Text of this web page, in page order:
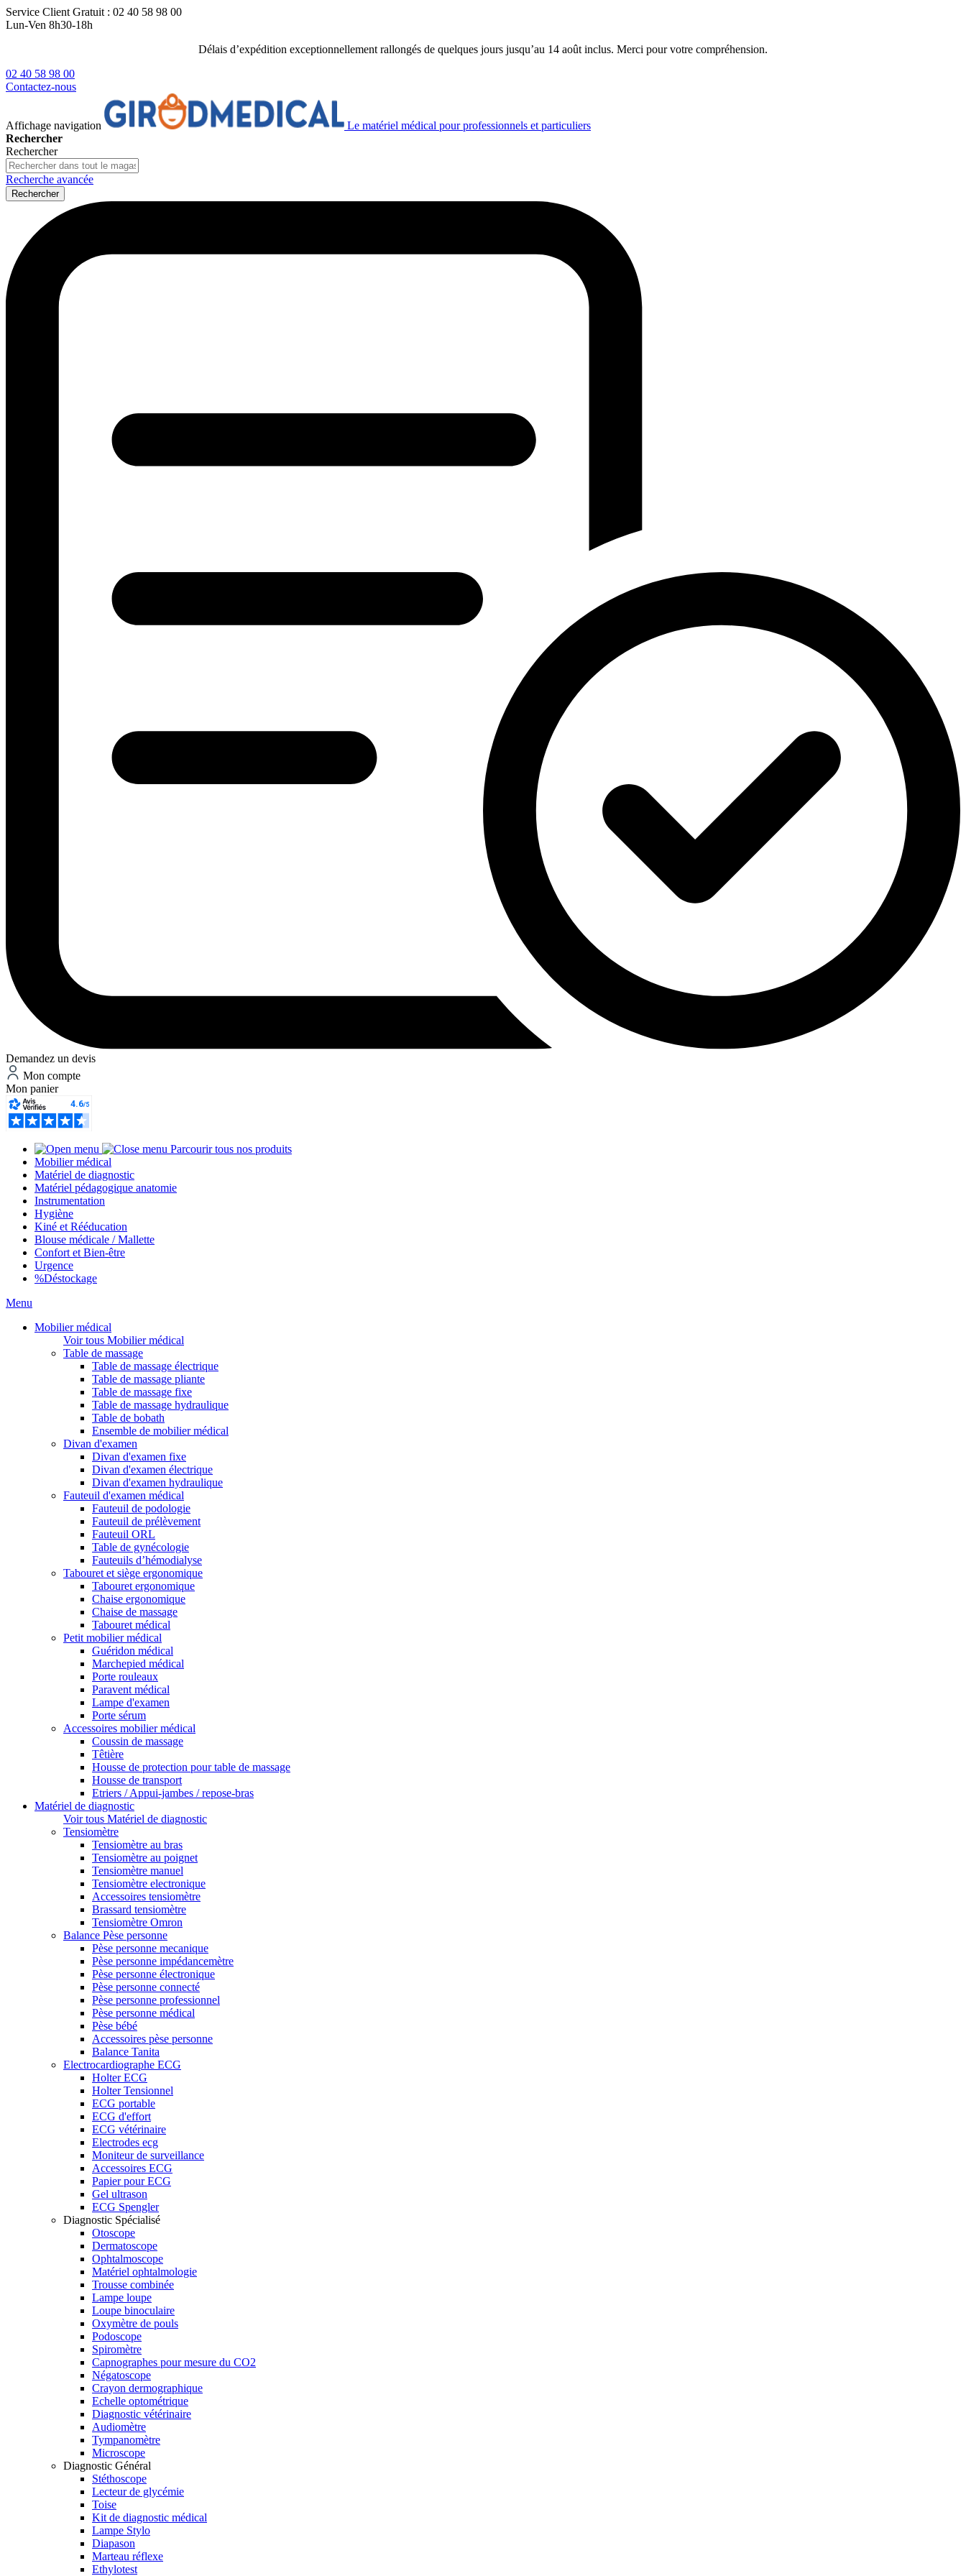
Service Client Gratuit : 02 40 58 98 00
Lun-Ven 8h30-18h
Délais d’expédition exceptionnellement rallongés de quelques jours jusqu’au 14 août inclus. Merci pour votre compréhension.
02 40 58 98 00
Contactez-nous
Affichage navigation
Le matériel médical pour professionnels et particuliers
Rechercher
Rechercher
Recherche avancée
Rechercher
Demandez un devis
Mon compte
Mon panier
Parcourir tous nos produits
Mobilier médical
Matériel de diagnostic
Matériel pédagogique anatomie
Instrumentation
Hygiène
Kiné et Rééducation
Blouse médicale / Mallette
Confort et Bien-être
Urgence
%Déstockage
Menu
Mobilier médical
Voir tous Mobilier médical
Table de massage
Table de massage électrique
Table de massage pliante
Table de massage fixe
Table de massage hydraulique
Table de bobath
Ensemble de mobilier médical
Divan d'examen
Divan d'examen fixe
Divan d'examen électrique
Divan d'examen hydraulique
Fauteuil d'examen médical
Fauteuil de podologie
Fauteuil de prélèvement
Fauteuil ORL
Table de gynécologie
Fauteuils d’hémodialyse
Tabouret et siège ergonomique
Tabouret ergonomique
Chaise ergonomique
Chaise de massage
Tabouret médical
Petit mobilier médical
Guéridon médical
Marchepied médical
Porte rouleaux
Paravent médical
Lampe d'examen
Porte sérum
Accessoires mobilier médical
Coussin de massage
Têtière
Housse de protection pour table de massage
Housse de transport
Etriers / Appui-jambes / repose-bras
Matériel de diagnostic
Voir tous Matériel de diagnostic
Tensiomètre
Tensiomètre au bras
Tensiomètre au poignet
Tensiomètre manuel
Tensiomètre electronique
Accessoires tensiomètre
Brassard tensiomètre
Tensiomètre Omron
Balance Pèse personne
Pèse personne mecanique
Pèse personne impédancemètre
Pèse personne électronique
Pèse personne connecté
Pèse personne professionnel
Pèse personne médical
Pèse bébé
Accessoires pèse personne
Balance Tanita
Electrocardiographe ECG
Holter ECG
Holter Tensionnel
ECG portable
ECG d'effort
ECG vétérinaire
Electrodes ecg
Moniteur de surveillance
Accessoires ECG
Papier pour ECG
Gel ultrason
ECG Spengler
Diagnostic Spécialisé
Otoscope
Dermatoscope
Ophtalmoscope
Matériel ophtalmologie
Trousse combinée
Lampe loupe
Loupe binoculaire
Oxymètre de pouls
Podoscope
Spiromètre
Capnographes pour mesure du CO2
Négatoscope
Crayon dermographique
Echelle optométrique
Diagnostic vétérinaire
Audiomètre
Tympanomètre
Microscope
Diagnostic Général
Stéthoscope
Lecteur de glycémie
Toise
Kit de diagnostic médical
Lampe Stylo
Diapason
Marteau réflexe
Ethylotest